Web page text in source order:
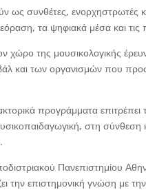
ως συνθέτες, ενορχηστρωτές
τα ψηφιακά μέσα και τις
της μουσικολογικής
και των οργανισμών που
προγράμματα επιτρέπει
στη σύνθεση
Πανεπιστημίου
επιστημονική γνώση με την